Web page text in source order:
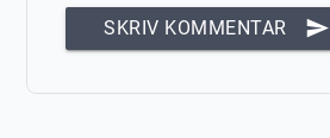
SKRIV KOMMENTAR send